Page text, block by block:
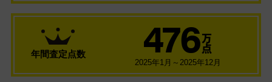
年間査定点数 476 万
点
2025年1月～2025年12月